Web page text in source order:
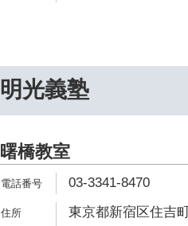
明光義塾
曙橋教室
03-3341-8470
東京都新宿区住吉